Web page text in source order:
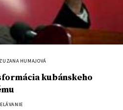
ZUZANA HUMAJOVÁ
kubánskeho